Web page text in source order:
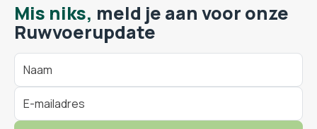
Mis niks, meld je aan voor onze
Ruwvoerupdate